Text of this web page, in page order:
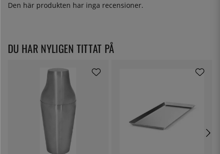
Den här produkten har inga recensioner.
DU HAR NYLIGEN TITTAT PÅ